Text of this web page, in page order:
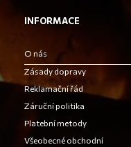
INFORMACE
O nás
Zásady dopravy
Reklamační řád
Záruční politika
Platební metody
Všeobecné obchodní